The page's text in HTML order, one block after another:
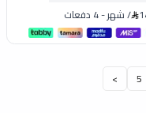
/شهر-4 دفعات
5
>